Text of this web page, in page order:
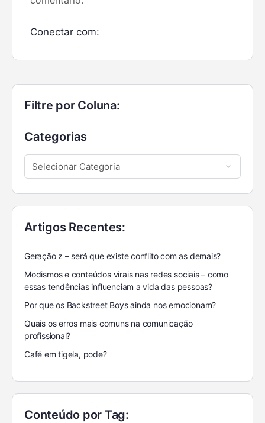
Conectar com:
Filtre por Coluna:
Categorias
Artigos Recentes:
Geração z – será que existe conflito com as demais?
Modismos e conteúdos virais nas redes sociais – como
essas tendências influenciam a vida das pessoas?
Por que os Backstreet Boys ainda nos emocionam?
Quais os erros mais comuns na comunicação
profissional?
Café em tigela, pode?
Conteúdo por Tag: